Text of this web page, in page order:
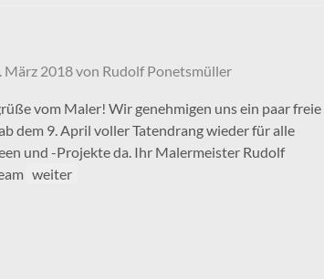
März 2018von Rudolf Ponetsmüller
vom Maler! Wir genehmigen uns ein paar freie
dem 9. April voller Tatendrang wieder für alle
und -Projekte da. Ihr Malermeister Rudolf
weiter